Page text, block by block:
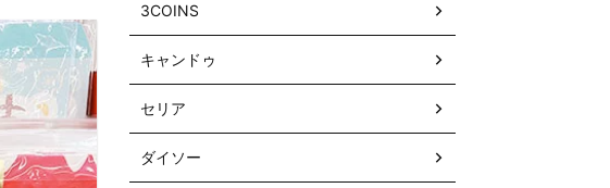
3COINS
キャンドゥ
セリア
ダイソー